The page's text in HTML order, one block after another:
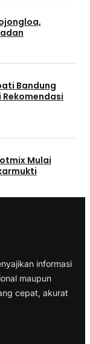
Bandung
Rekomendasi
Mulai
informasi
maupun
cepat, akurat